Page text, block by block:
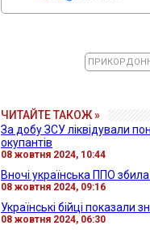
ЧИТАЙТЕ ТАКОЖ »
За добу ЗСУ ліквідували
окупантів
08 жовтня 2024, 10:44
Вночі українська ППО
08 жовтня 2024, 09:16
Українські бійці показали
08 жовтня 2024, 06:30